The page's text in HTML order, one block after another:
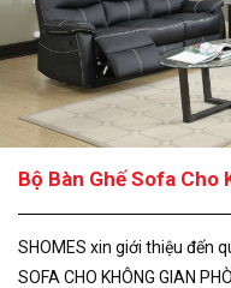
Bộ Bàn Ghế Sofa Cho
SHOMES xin giới thiệu đến
SOFA CHO KHÔNG GIAN